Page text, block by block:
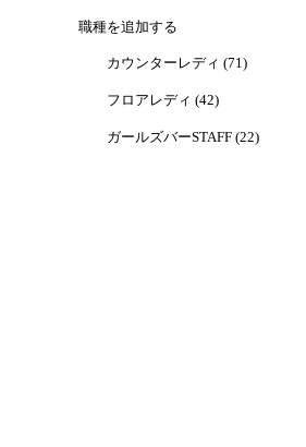
職種を追加する
カウンターレディ (71)
フロアレディ (42)
ガールズバーSTAFF (22)